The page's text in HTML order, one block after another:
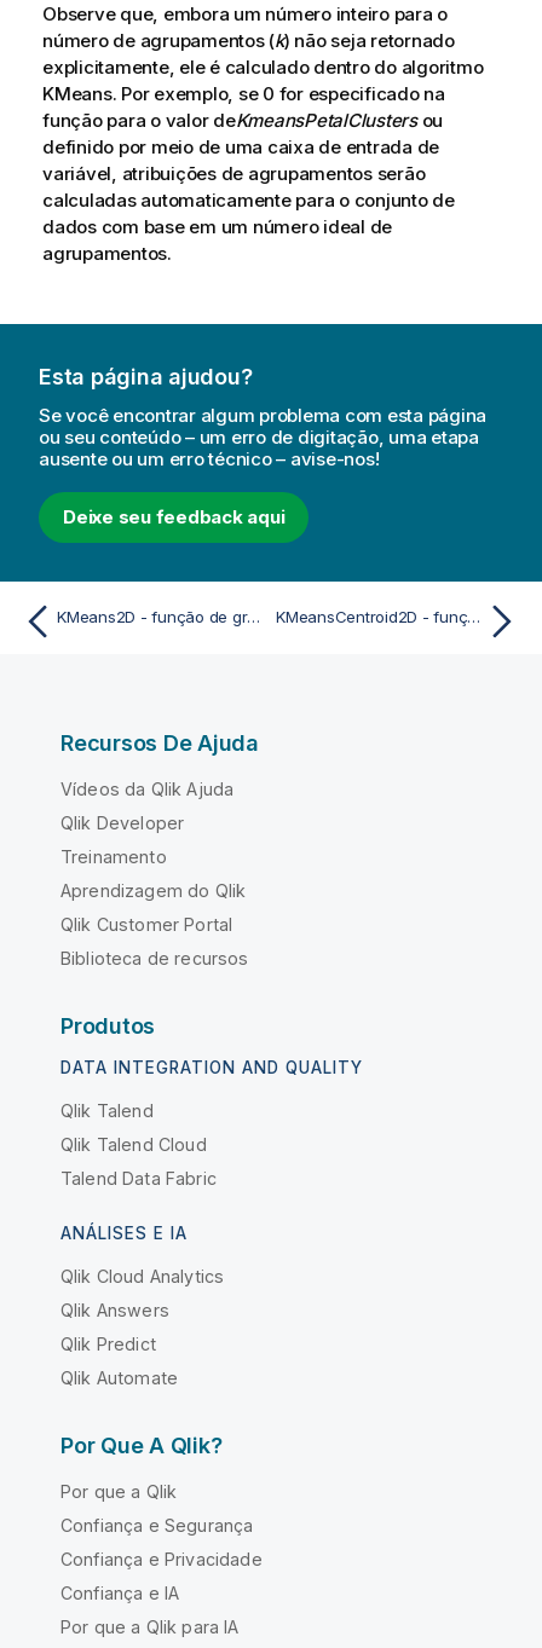
Observe que, embora um número inteiro para o
número de agrupamentos (k) não seja retornado
explicitamente, ele é calculado dentro do algoritmo
KMeans. Por exemplo, se 0 for especificado na
função para o valor deKmeansPetalClustersou
definido por meio de uma caixa de entrada de
variável, atribuições de agrupamentos serão
calculadas automaticamente para o conjunto de
dados com base em um número ideal de
agrupamentos.
Esta página ajudou?
Se você encontrar algum problema com esta página
ou seu conteúdo – um erro de digitação, uma etapa
ausente ou um erro técnico – avise-nos!
Deixe seu feedback aqui
KMeans2D - função de gráfico KMeansCentroid2D - função de gráfico
Recursos De Ajuda
Vídeos da Qlik Ajuda
Qlik Developer
Treinamento
Aprendizagem do Qlik
Qlik Customer Portal
Biblioteca de recursos
Produtos
DATA INTEGRATION AND QUALITY
Qlik Talend
Qlik Talend Cloud
Talend Data Fabric
ANÁLISES E IA
Qlik Cloud Analytics
Qlik Answers
Qlik Predict
Qlik Automate
Por Que A Qlik?
Por que a Qlik
Confiança e Segurança
Confiança e Privacidade
Confiança e IA
Por que a Qlik para IA